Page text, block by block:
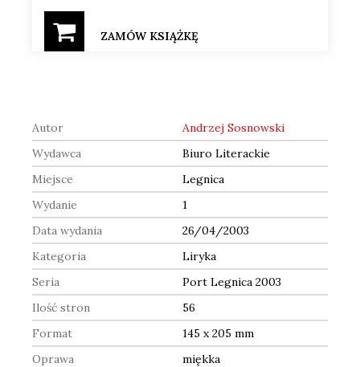
ZAMÓW KSIĄŻKĘ
Autor
Andrzej Sosnowski
Wydawca
Biuro Literackie
Miejsce
Legnica
Wydanie
1
Data wydania
26/04/2003
Kategoria
Liryka
Seria
Port Legnica 2003
Ilość stron
56
Format
145 x 205 mm
Oprawa
miękka